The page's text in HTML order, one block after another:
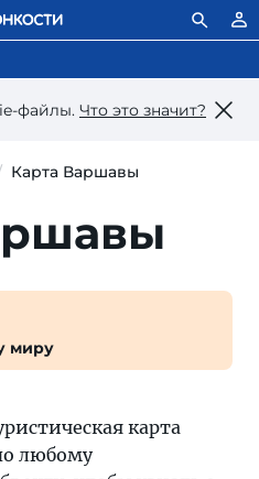
файлы. Что это значит?
Карта Варшавы
миру
карта
любому